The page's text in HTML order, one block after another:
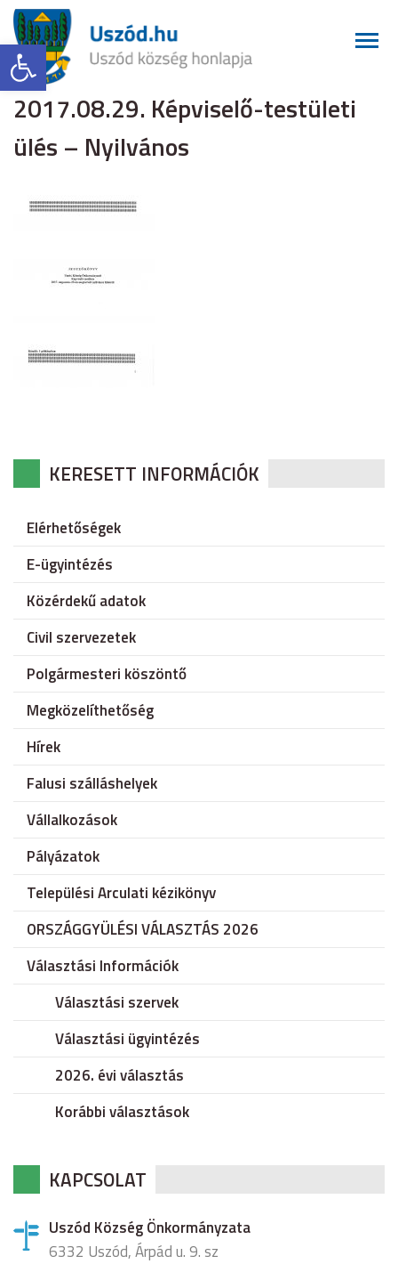
Eszköztár megnyitása
2017.08.29. Képviselő-testületi
ülés – Nyilvános
KERESETT INFORMÁCIÓK
Elérhetőségek
E-ügyintézés
Közérdekű adatok
Civil szervezetek
Polgármesteri köszöntő
Megközelíthetőség
Hírek
Falusi szálláshelyek
Vállalkozások
Pályázatok
Települési Arculati kézikönyv
ORSZÁGGYÜLÉSI VÁLASZTÁS 2026
Választási Információk
Választási szervek
Választási ügyintézés
2026. évi választás
Korábbi választások
KAPCSOLAT
Uszód Község Önkormányzata
6332 Uszód, Árpád u. 9. sz